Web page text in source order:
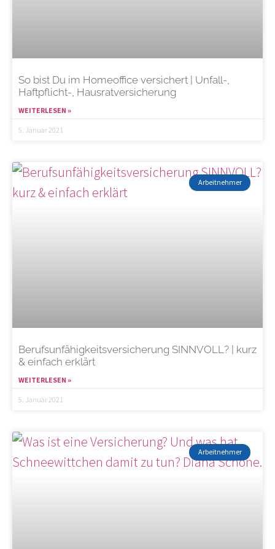
So bist Du im Homeoffice versichert | Unfall-,
Haftpflicht-, Hausratversicherung
WEITERLESEN »
5. Januar 2021
Arbeitnehmer
Berufsunfähigkeitsversicherung SINNVOLL? | kurz
& einfach erklärt
WEITERLESEN »
5. Januar 2021
Arbeitnehmer